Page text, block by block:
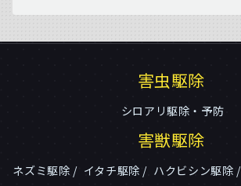
害虫駆除
シロアリ駆除・予防
害獣駆除
ネズミ駆除 イタチ駆除 ハクビシン駆除